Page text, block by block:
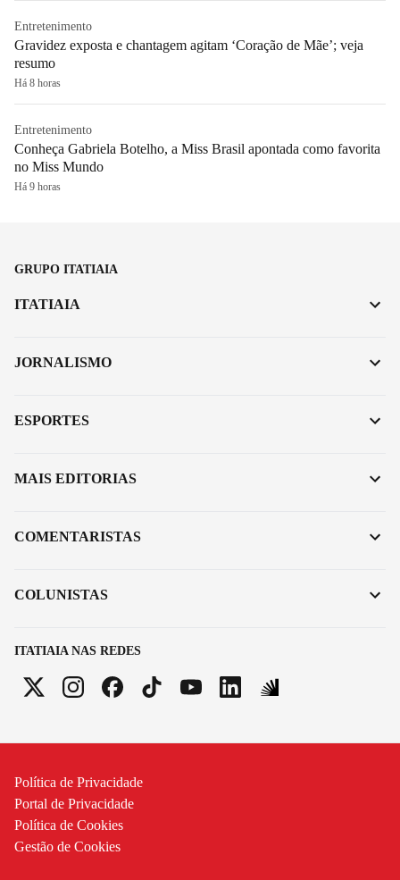
Entretenimento
Gravidez exposta e chantagem agitam ‘Coração de Mãe’; veja
resumo
Há 8 horas
Entretenimento
Conheça Gabriela Botelho, a Miss Brasil apontada como favorita
no Miss Mundo
Há 9 horas
GRUPO ITATIAIA
ITATIAIA NAS REDES
ITATIAIA
JORNALISMO
ESPORTES
MAIS EDITORIAS
COMENTARISTAS
COLUNISTAS
Política de Privacidade
Portal de Privacidade
Política de Cookies
Gestão de Cookies